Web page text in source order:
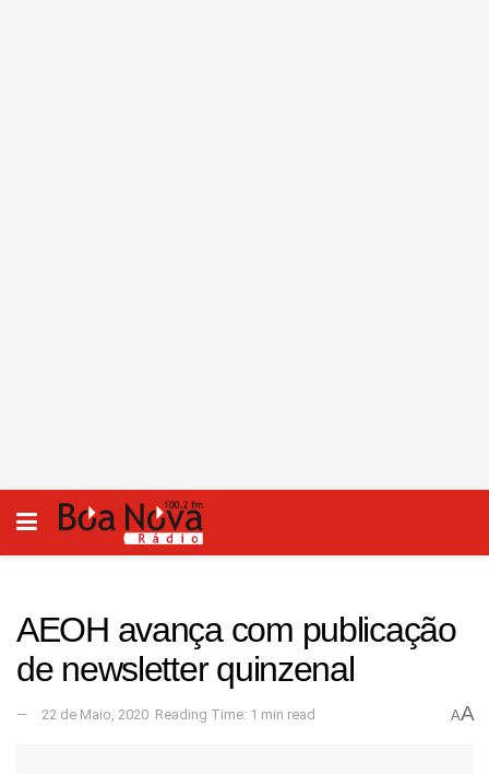
AEOH avança com publicação
de newsletter quinzenal
22 de Maio, 2020 Reading Time: 1 min read AA